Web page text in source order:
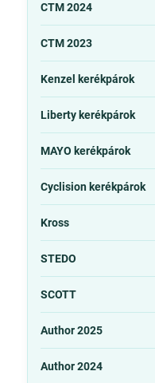
CTM 2024
CTM 2023
Kenzel kerékpárok
Liberty kerékpárok
MAYO kerékpárok
Cyclision kerékpárok
Kross
STEDO
SCOTT
Author 2025
Author 2024